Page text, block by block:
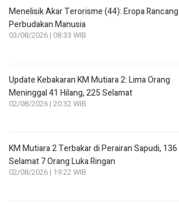
Menelisik Akar Terorisme (44): Eropa Rancang
Perbudakan Manusia
03/08/2026 | 08:33 WIB
Update Kebakaran KM Mutiara 2: Lima Orang
Meninggal 41 Hilang, 225 Selamat
02/08/2026 | 20:32 WIB
KM Mutiara 2 Terbakar di Perairan Sapudi, 136
Selamat 7 Orang Luka Ringan
02/08/2026 | 19:22 WIB